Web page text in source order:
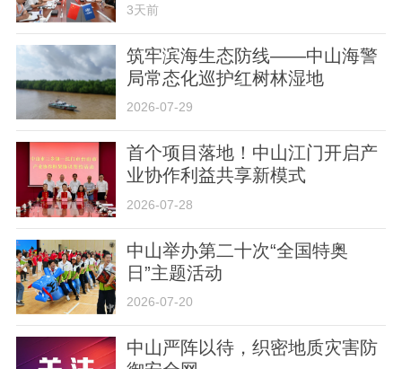
推荐 部门
楼市
关于我们 版权声明
3天前
筑牢滨海生态防线——中山海警
局常态化巡护红树林湿地
2026-07-29
首个项目落地！中山江门开启产
业协作利益共享新模式
2026-07-28
中山举办第二十次“全国特奥
日”主题活动
2026-07-20
中山严阵以待，织密地质灾害防